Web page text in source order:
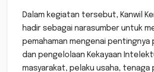
Dalam kegiatan tersebut, Kanwil
hadir sebagai narasumber untuk
pemahaman mengenai pentingnya
dan pengelolaan Kekayaan
masyarakat, pelaku usaha, tenaga